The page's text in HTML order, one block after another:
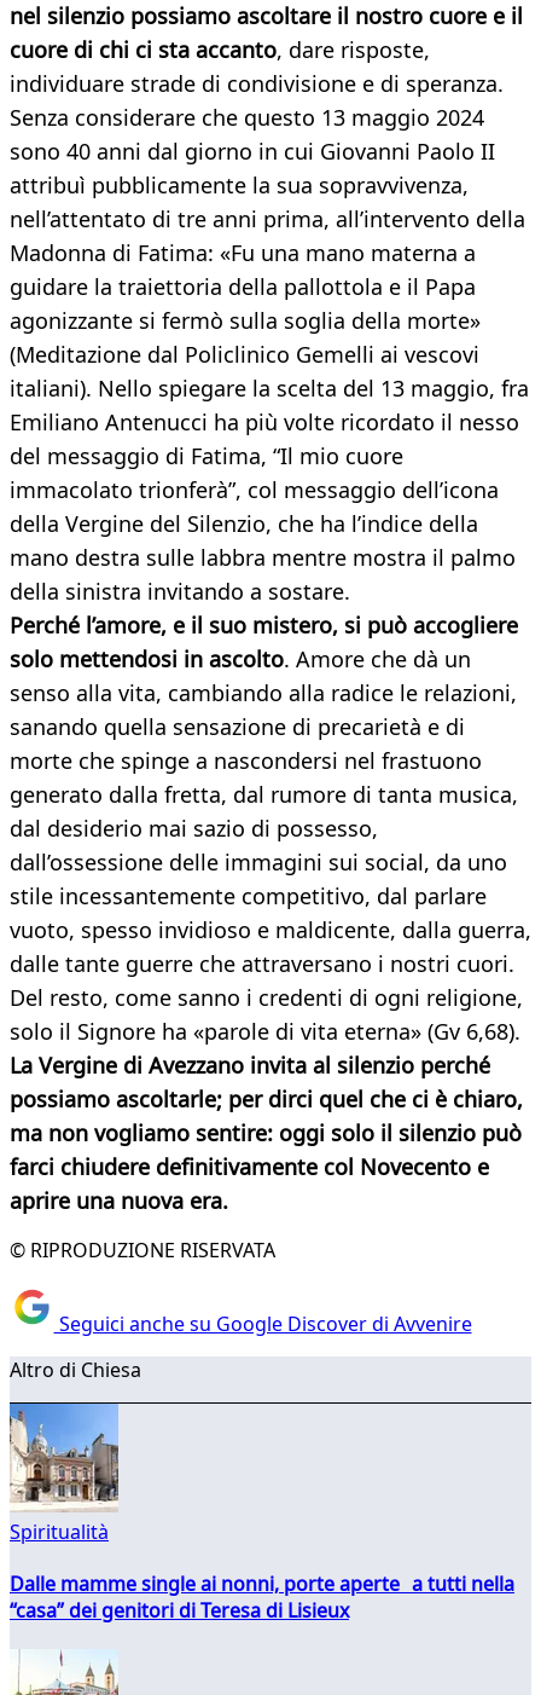
nel silenzio possiamo ascoltare il nostro cuore e il
cuore di chi ci sta accanto, dare risposte,
individuare strade di condivisione e di speranza.
Senza considerare che questo 13 maggio 2024
sono 40 anni dal giorno in cui Giovanni Paolo II
attribuì pubblicamente la sua sopravvivenza,
nell’attentato di tre anni prima, all’intervento della
Madonna di Fatima: «Fu una mano materna a
guidare la traiettoria della pallottola e il Papa
agonizzante si fermò sulla soglia della morte»
(Meditazione dal Policlinico Gemelli ai vescovi
italiani). Nello spiegare la scelta del 13 maggio, fra
Emiliano Antenucci ha più volte ricordato il nesso
del messaggio di Fatima, “Il mio cuore
immacolato trionferà”, col messaggio dell’icona
della Vergine del Silenzio, che ha l’indice della
mano destra sulle labbra mentre mostra il palmo
della sinistra invitando a sostare.
Perché l’amore, e il suo mistero, si può accogliere
solo mettendosi in ascolto. Amore che dà un
senso alla vita, cambiando alla radice le relazioni,
sanando quella sensazione di precarietà e di
morte che spinge a nascondersi nel frastuono
generato dalla fretta, dal rumore di tanta musica,
dal desiderio mai sazio di possesso,
dall’ossessione delle immagini sui social, da uno
stile incessantemente competitivo, dal parlare
vuoto, spesso invidioso e maldicente, dalla guerra,
dalle tante guerre che attraversano i nostri cuori.
Del resto, come sanno i credenti di ogni religione,
solo il Signore ha «parole di vita eterna» (Gv 6,68).
La Vergine di Avezzano invita al silenzio perché
possiamo ascoltarle; per dirci quel che ci è chiaro,
ma non vogliamo sentire: oggi solo il silenzio può
farci chiudere definitivamente col Novecento e
aprire una nuova era.
© RIPRODUZIONE RISERVATA
Seguici anche su Google Discover di Avvenire
Altro di Chiesa
Spiritualità
Dalle mamme single ai nonni, porte aperte a tutti nella
“casa” dei genitori di Teresa di Lisieux